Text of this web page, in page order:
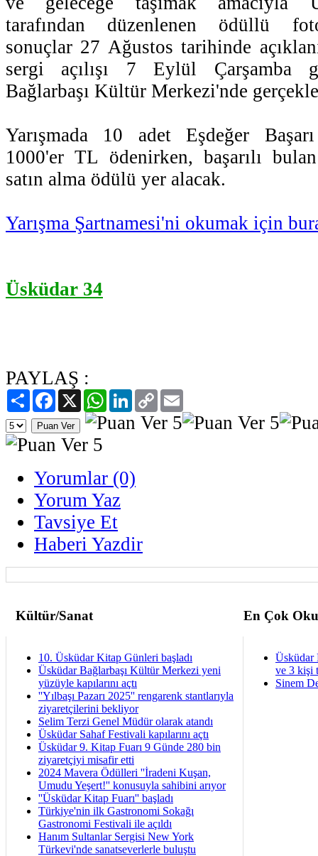
tarafından düzenlenen ödüllü
sonuçlar 27 Ağustos tarihinde
sergi açılışı 7 Eylül Çarşamba
Bağlarbaşı Kültür Merkezi'nde
Yarışmada 10 adet Eşdeğer
1000'er TL ödenirken, başarılı
satın alma ödülü yer alacak.
Yarışma Şartnamesi'ni okumak için
Üsküdar 34
PAYLAŞ :
PaylaşFacebook
X WhatsAppLinkedIn
Copy
Link
Yorumlar (0)
Yorum Yaz
Tavsiye Et
Haberi Yazdir
Kültür/Sanat En Çok
10. Üsküdar Kitap Günleri başladı
Üsküdar Bağlarbaşı Kültür Merkezi yeni
yüzüyle kapılarını açtı
''Yılbaşı Pazarı 2025'' rengarenk stantlarıyla
ziyaretçilerini bekliyor
Selim Terzi Genel Müdür olarak atandı
Üsküdar Sahaf Festivali kapılarını açtı
Üsküdar 9. Kitap Fuarı 9 Günde 280 bin
ziyaretçiyi misafir etti
2024 Mavera Ödülleri ''İradeni Kuşan,
Umudu Yeşert!'' konusuyla sahibini arıyor
''Üsküdar Kitap Fuarı'' başladı
Türkiye'nin ilk Gastronomi Sokağı
Gastronomi Festivali ile açıldı
Hanım Sultanlar Sergisi New York
Türkevi'nde sanatseverlerle buluştu
Üsküdar
ve 3 kişi
Sinem